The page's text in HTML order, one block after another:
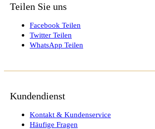
Kundendienst
Kontakt & Kundenservice
Häufige Fragen
Teilen Sie uns
Facebook Teilen
Twitter Teilen
WhatsApp Teilen